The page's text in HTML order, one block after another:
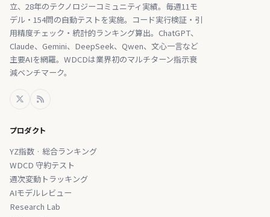
立、28年のテクノロジーコミュニティ実績。毎週11モ
デル・154問の自動テストを実施。コード実行検証・引
用精度チェック・統計的ランキング算出。ChatGPT、
Claude、Gemini、DeepSeek、Qwen、文心一言など
主要AIを網羅。WDCDは業界初のマルチターン指示衰
減ベンチマーク。
プロダクト
YZ指数 · 総合ランキング
WDCD 守約テスト
週次変動トラッキング
AIモデルレビュー
Research Lab